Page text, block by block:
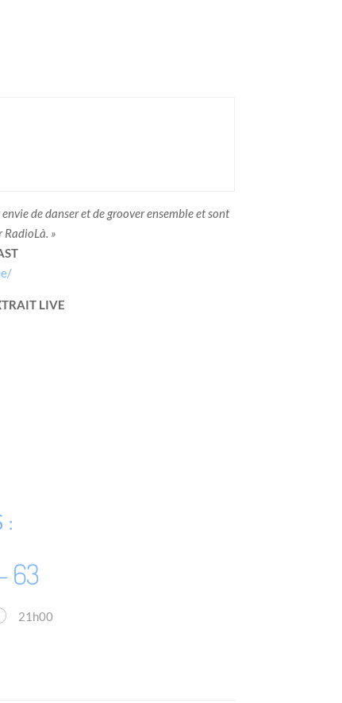
de danser et de groover ensemble et sont
»
LIVE
:
63
21h00